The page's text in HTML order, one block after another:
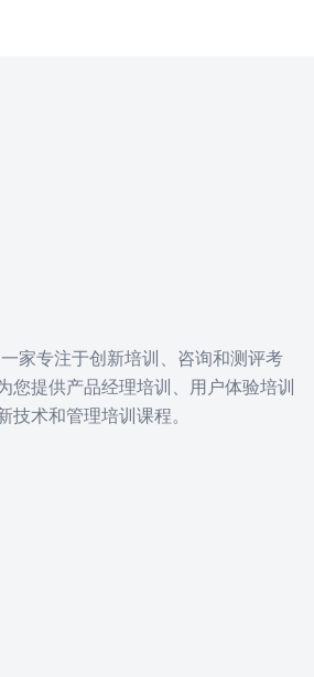
一家专注于创新培训、咨询和测评考
您提供产品经理培训、用户体验培训
技术和管理培训课程。